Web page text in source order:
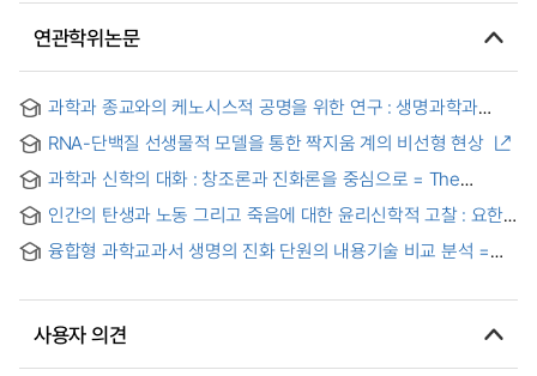
연관학위논문
과학과 종교와의 케노시스적 공명을 위한 연구 : 생명과학과
지적설계의 상호대화를 통하여
RNA-단백질 선생물적 모델을 통한 짝지움 계의 비선형 현상
과학과 신학의 대화 : 창조론과 진화론을 중심으로 = The
Dialogue between Science and Theology: Centered on
Creationism and Evolution
인간의 탄생과 노동 그리고 죽음에 대한 윤리신학적 고찰 : 요한
바오로 2세의 회칙 <생명의 복음>과 인격주의 생명윤리를
중심으로 = A Study on the Ethical Theological
on John Paul Ⅱ’s Encyclical, The Gospel of Life, and the
Personalist Bioethics
융합형 과학교과서 생명의 진화 단원의 내용기술 비교 분석 =
science textbooks
사용자 의견